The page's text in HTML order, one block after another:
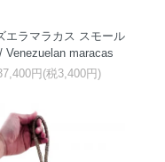
エラマラカス スモール
Venezuelan maracas
円(税3,400円)